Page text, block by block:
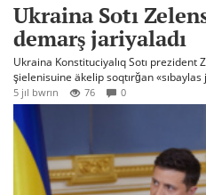
Ukraina Sotı
demarş jariyaladı
Ukraina Konstituciyalıq Sotı prezident
şielenisuine äkelip soqtırğan «sıbaylas
5 jıl bwrın 76 0